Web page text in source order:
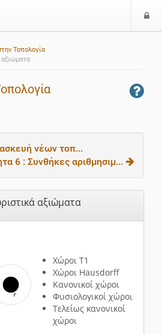
Τοπολογία
αξιώματα
νέων τοπ...
6 : Συνθήκες αριθμησιμ...
αξιώματα
Χώροι Τ1
Χώροι Hausdorff
Κανονικοί χώροι
Φυσιολογικοί χώροι
Τελείως κανονικοί
χώροι